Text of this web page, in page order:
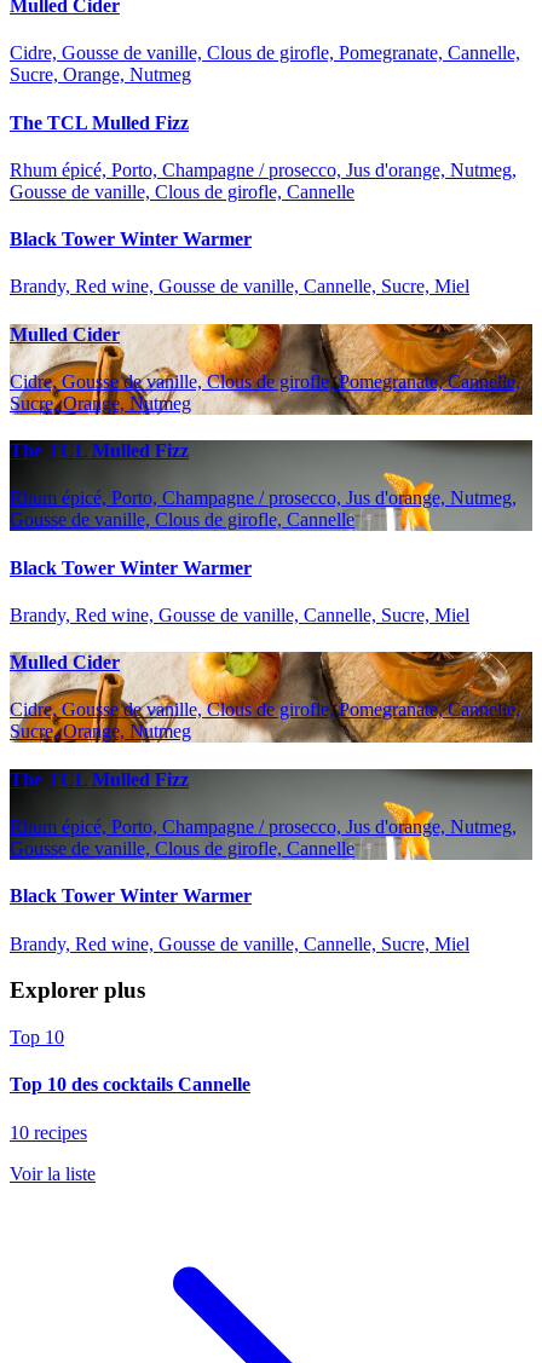
Mulled Cider
Cidre, Gousse de vanille, Clous de girofle, Pomegranate, Cannelle,
Sucre, Orange, Nutmeg
The TCL Mulled Fizz
Rhum épicé, Porto, Champagne / prosecco, Jus d'orange, Nutmeg,
Gousse de vanille, Clous de girofle, Cannelle
Black Tower Winter Warmer
Brandy, Red wine, Gousse de vanille, Cannelle, Sucre, Miel
Mulled Cider
Cidre, Gousse de vanille, Clous de girofle, Pomegranate, Cannelle,
Sucre, Orange, Nutmeg
The TCL Mulled Fizz
Rhum épicé, Porto, Champagne / prosecco, Jus d'orange, Nutmeg,
Gousse de vanille, Clous de girofle, Cannelle
Black Tower Winter Warmer
Brandy, Red wine, Gousse de vanille, Cannelle, Sucre, Miel
Mulled Cider
Cidre, Gousse de vanille, Clous de girofle, Pomegranate, Cannelle,
Sucre, Orange, Nutmeg
The TCL Mulled Fizz
Rhum épicé, Porto, Champagne / prosecco, Jus d'orange, Nutmeg,
Gousse de vanille, Clous de girofle, Cannelle
Black Tower Winter Warmer
Brandy, Red wine, Gousse de vanille, Cannelle, Sucre, Miel
Explorer plus
Top 10
Top 10 des cocktails Cannelle
10 recipes
Voir la liste